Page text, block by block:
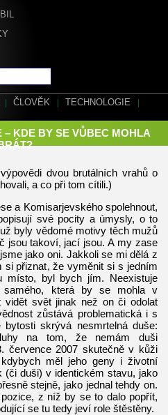
ČLOVĚK TECHNOLOGIE
– KDE BY SE VŮBEC MOHLA
dvou brutálních vrahů o
a co při tom cítili.)
a Komisarjevského spolehnout,
své pocity a úmysly, o to
byly vědomé motivy těch mužů
jsou takoví, jací jsou. A my zase
jako oni. Jakkoli se mi dělá z
si přiznat, že vyměnit si s jedním
místo, byl bych jím. Neexistuje
samého, která by se mohla v
vidět svět jinak než on či odolat
zůstává problematická i s
skrývá nesmrtelná duše:
na tom, že nemám duši
července 2007 skutečně v kůži
měl jeho geny i životní
(či duši) v identickém stavu, jako
stejně, jako jednal tehdy on.
z níž by se to dalo popřít,
se tu tedy jeví role štěstěny.